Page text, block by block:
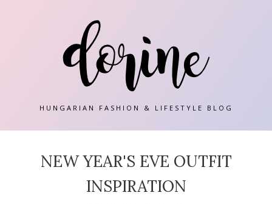
HUNGARIAN FASHION & LIFESTYLE BLOG
NEW YEAR'S EVE OUTFIT
INSPIRATION